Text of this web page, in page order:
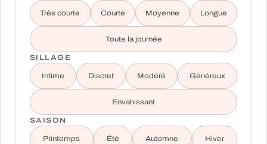
Très courte Courte Moyenne Longue
Toute la journée
SILLAGE
Intime Discret Modéré Généreux
Envahissant
SAISON
Printemps Été Automne Hiver